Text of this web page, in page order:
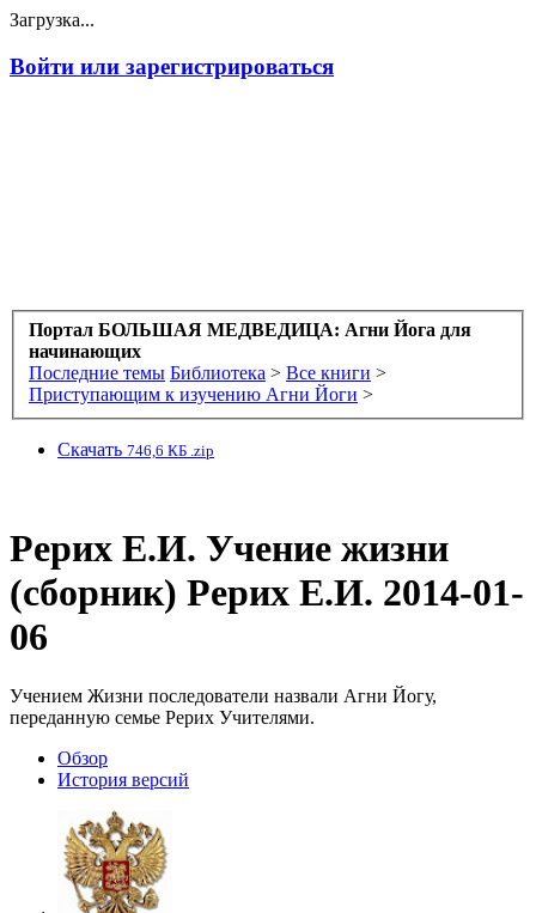
Загрузка...
Войти или зарегистрироваться
Портал БОЛЬШАЯ МЕДВЕДИЦА: Агни Йога для
начинающих
Последние темы Библиотека > Все книги >
Приступающим к изучению Агни Йоги >
Скачать 746,6 КБ .zip
Рерих Е.И. Учение жизни
(сборник) Рерих Е.И. 2014-01-
06
Учением Жизни последователи назвали Агни Йогу,
переданную семье Рерих Учителями.
Обзoр
История версий